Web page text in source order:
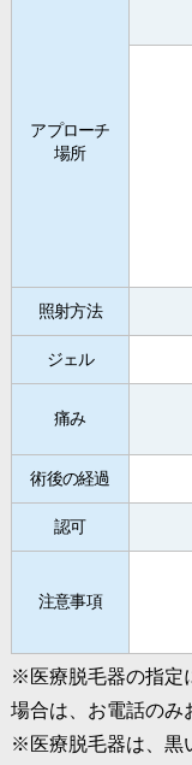
アプローチ
場所
照射方法
ジェル
痛み
術後の経過
認可
注意事項
※医療脱毛器の指定
場合は、お電話のみ
※医療脱毛器は、黒